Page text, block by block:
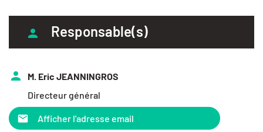
Responsable(s)
M. Eric JEANNINGROS
Directeur général
Afficher l'adresse email